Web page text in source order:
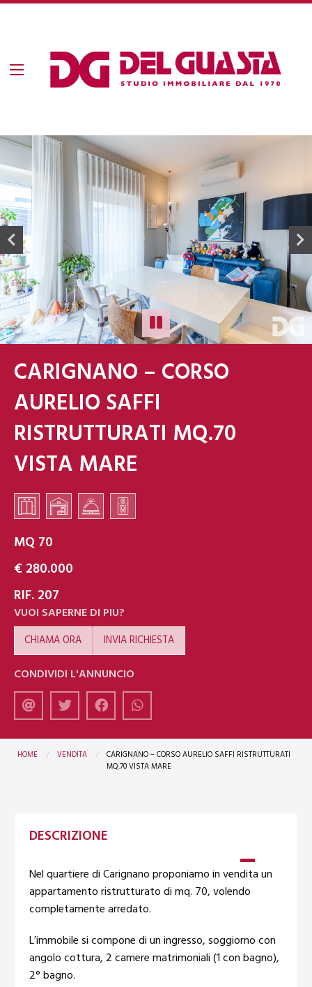
CARIGNANO – CORSO
AURELIO SAFFI
RISTRUTTURATI MQ.70
VISTA MARE
MQ 70
€ 280.000
RIF. 207
VUOI SAPERNE DI PIU?
CHIAMA ORA INVIA RICHIESTA
CONDIVIDI L'ANNUNCIO
HOME VENDITA
CARIGNANO – CORSO AURELIO SAFFI RISTRUTTURATI
MQ.70 VISTA MARE
DESCRIZIONE
Nel quartiere di Carignano proponiamo in vendita un
appartamento ristrutturato di mq. 70, volendo
completamente arredato.
L’immobile si compone di un ingresso, soggiorno con
angolo cottura, 2 camere matrimoniali (1 con bagno),
2° bagno.